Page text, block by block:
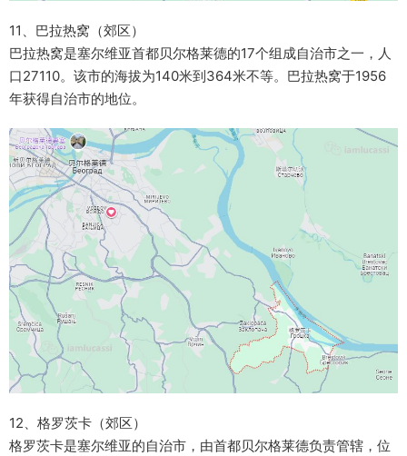
11、巴拉热窝（郊区）
巴拉热窝是塞尔维亚首都贝尔格莱德的17个组成自治市之一，人
口27110。该市的海拔为140米到364米不等。巴拉热窝于1956
年获得自治市的地位。
12、格罗茨卡（郊区）
格罗茨卡是塞尔维亚的自治市，由首都贝尔格莱德负责管辖，位